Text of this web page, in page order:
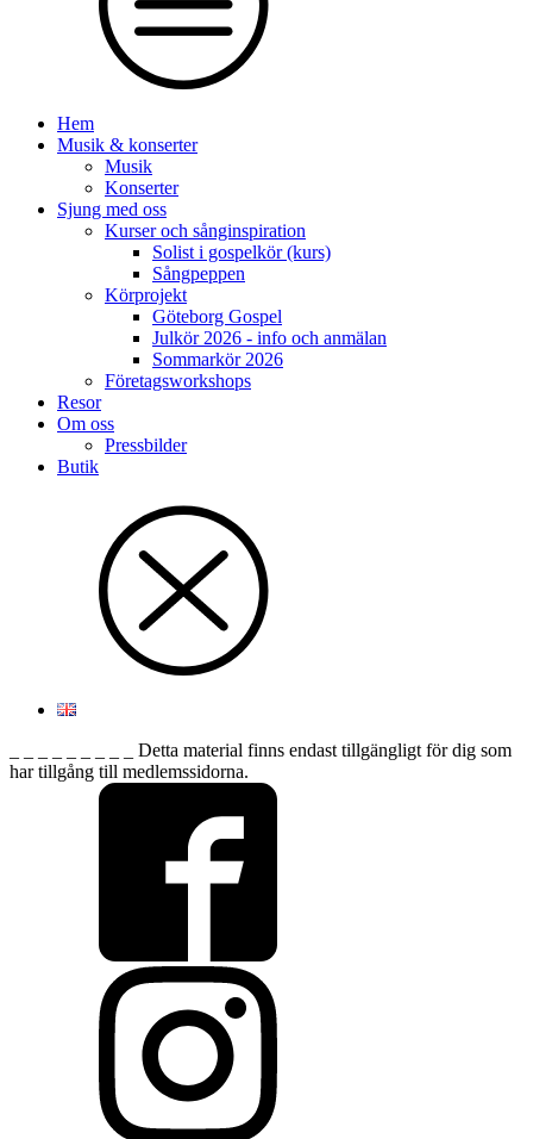
Hem
Musik & konserter
Musik
Konserter
Sjung med oss
Kurser och sånginspiration
Solist i gospelkör (kurs)
Sångpeppen
Körprojekt
Göteborg Gospel
Julkör 2026 - info och anmälan
Sommarkör 2026
Företagsworkshops
Resor
Om oss
Pressbilder
Butik
_ _ _ _ _ _ _ _ _ Detta material finns endast tillgängligt för dig som
har tillgång till medlemssidorna.